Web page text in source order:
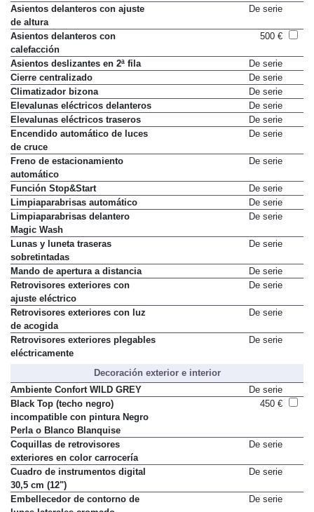
Asientos delanteros con ajuste
de altura
De serie
Asientos delanteros con
calefacción
500 €
Asientos deslizantes en 2ª fila
De serie
Cierre centralizado
De serie
Climatizador bizona
De serie
Elevalunas eléctricos delanteros
De serie
Elevalunas eléctricos traseros
De serie
Encendido automático de luces
de cruce
De serie
Freno de estacionamiento
automático
De serie
Función Stop&Start
De serie
Limpiaparabrisas automático
De serie
Limpiaparabrisas delantero
Magic Wash
De serie
Lunas y luneta traseras
sobretintadas
De serie
Mando de apertura a distancia
De serie
Retrovisores exteriores con
ajuste eléctrico
De serie
Retrovisores exteriores con luz
de acogida
De serie
Retrovisores exteriores plegables
eléctricamente
De serie
Decoración exterior e interior
Ambiente Confort WILD GREY
De serie
Black Top (techo negro)
incompatible con pintura Negro
Perla o Blanco Blanquise
450 €
Coquillas de retrovisores
exteriores en color carrocería
De serie
Cuadro de instrumentos digital
30,5 cm (12")
De serie
Embellecedor de contorno de
De serie